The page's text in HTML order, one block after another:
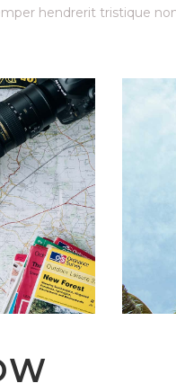
hendrerit tristique